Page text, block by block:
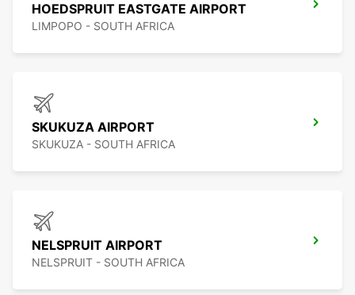
HOEDSPRUIT EASTGATE AIRPORT
LIMPOPO - SOUTH AFRICA
SKUKUZA AIRPORT
SKUKUZA - SOUTH AFRICA
NELSPRUIT AIRPORT
NELSPRUIT - SOUTH AFRICA